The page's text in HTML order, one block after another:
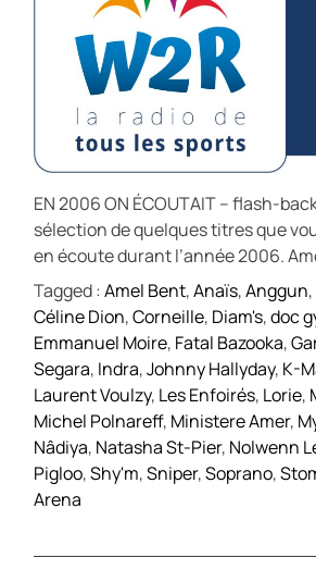
EN 2006 ON ÉCOUTAIT – flash-
sélection de quelques titres que
en écoute durant l’année 2006.
Tagged :Amel Bent,Anaïs,Anggun,
Céline Dion,Corneille, Diam's,doc
Emmanuel Moire, Fatal Bazooka,
Segara, Indra,Johnny Hallyday, K-
Laurent Voulzy, Les Enfoirés, Lorie,
Michel Polnareff, Ministere Amer,
Nâdiya, Natasha St-Pier, Nolwenn
Pigloo,Shy'm,Sniper,Soprano,
Arena